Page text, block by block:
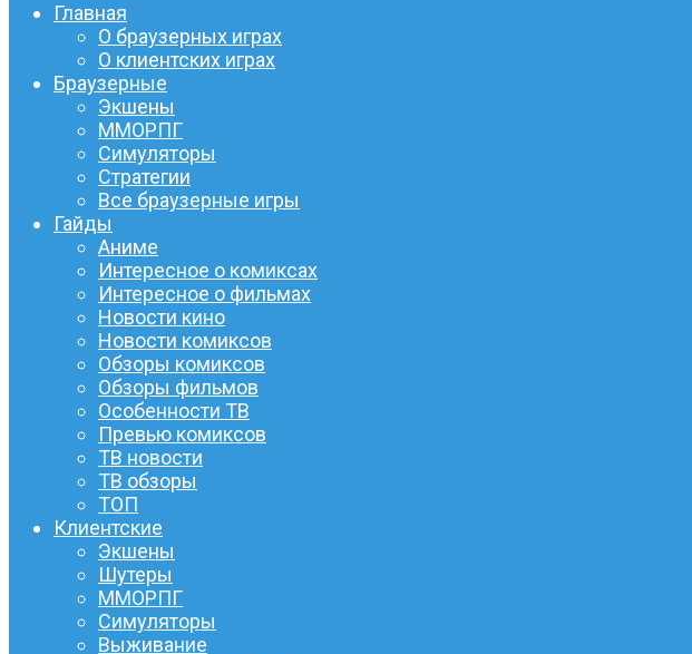
Главная
О браузерных играх
О клиентских играх
Браузерные
Экшены
ММОРПГ
Симуляторы
Стратегии
Все браузерные игры
Гайды
Аниме
Интересное о комиксах
Интересное о фильмах
Новости кино
Новости комиксов
Обзоры комиксов
Обзоры фильмов
Особенности ТВ
Превью комиксов
ТВ новости
ТВ обзоры
ТОП
Клиентские
Экшены
Шутеры
ММОРПГ
Симуляторы
Выживание